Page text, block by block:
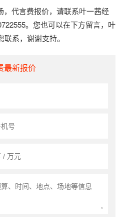
，代言费报价，请联系叶一茜经
。您也可以在下方留言，叶
系，谢谢支持。
最新报价